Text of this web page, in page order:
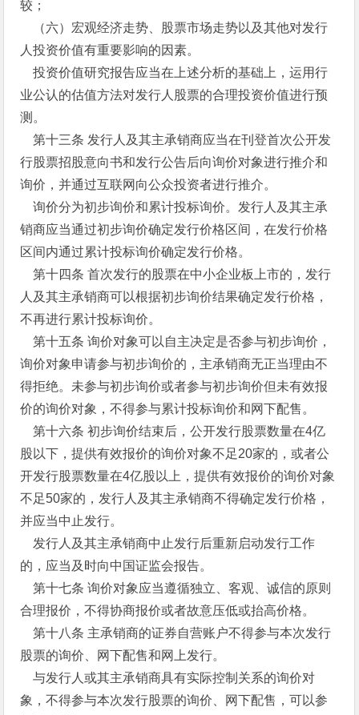
较；
（六）宏观经济走势、股票市场走势以及其他对发行
人投资价值有重要影响的因素。
投资价值研究报告应当在上述分析的基础上，运用行
业公认的估值方法对发行人股票的合理投资价值进行预
测。
第十三条 发行人及其主承销商应当在刊登首次公开发
行股票招股意向书和发行公告后向询价对象进行推介和
询价，并通过互联网向公众投资者进行推介。
询价分为初步询价和累计投标询价。发行人及其主承
销商应当通过初步询价确定发行价格区间，在发行价格
区间内通过累计投标询价确定发行价格。
第十四条 首次发行的股票在中小企业板上市的，发行
人及其主承销商可以根据初步询价结果确定发行价格，
不再进行累计投标询价。
第十五条 询价对象可以自主决定是否参与初步询价，
询价对象申请参与初步询价的，主承销商无正当理由不
得拒绝。未参与初步询价或者参与初步询价但未有效报
价的询价对象，不得参与累计投标询价和网下配售。
第十六条 初步询价结束后，公开发行股票数量在4亿
股以下，提供有效报价的询价对象不足20家的，或者公
开发行股票数量在4亿股以上，提供有效报价的询价对象
不足50家的，发行人及其主承销商不得确定发行价格，
并应当中止发行。
发行人及其主承销商中止发行后重新启动发行工作
的，应当及时向中国证监会报告。
第十七条 询价对象应当遵循独立、客观、诚信的原则
合理报价，不得协商报价或者故意压低或抬高价格。
第十八条 主承销商的证券自营账户不得参与本次发行
股票的询价、网下配售和网上发行。
与发行人或其主承销商具有实际控制关系的询价对
象，不得参与本次发行股票的询价、网下配售，可以参